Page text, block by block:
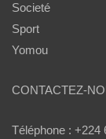
Societé
Sport
Yomou
CONTACTEZ-
Téléphone : +224